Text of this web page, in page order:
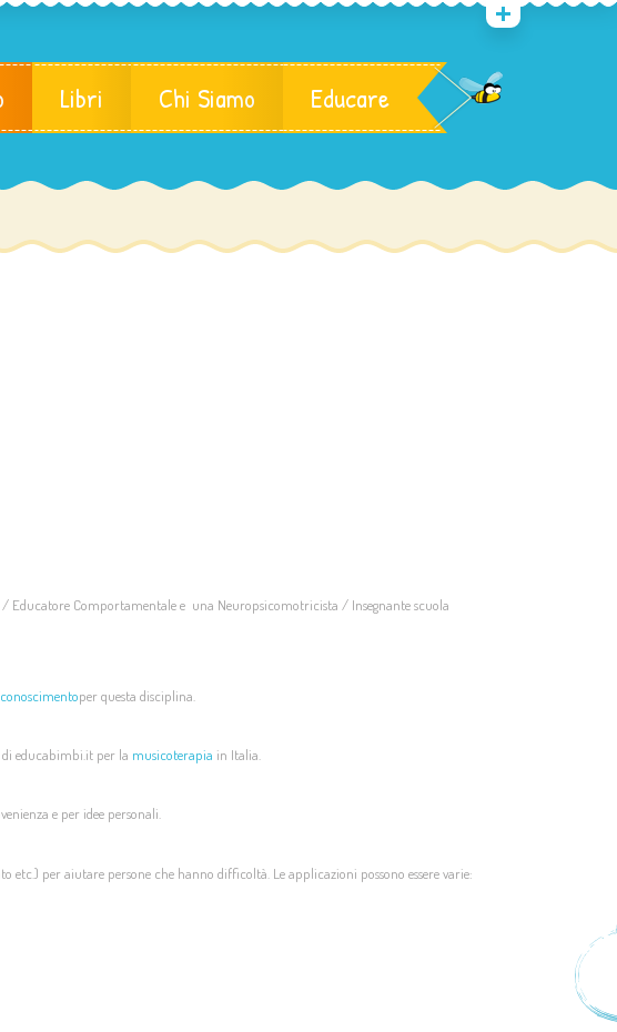
Libri Chi Siamo Educare
/ Educatore Comportamentale e una Neuropsicomotricista / Insegnante scuola
per questa disciplina.
educabimbi.it per la musicoterapia in Italia.
e per idee personali.
per aiutare persone che hanno difficoltà. Le applicazioni possono essere varie: